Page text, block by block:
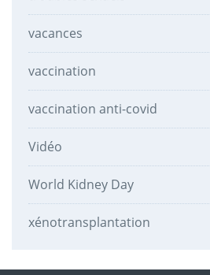
vacances
vaccination
vaccination anti-covid
Vidéo
World Kidney Day
xénotransplantation